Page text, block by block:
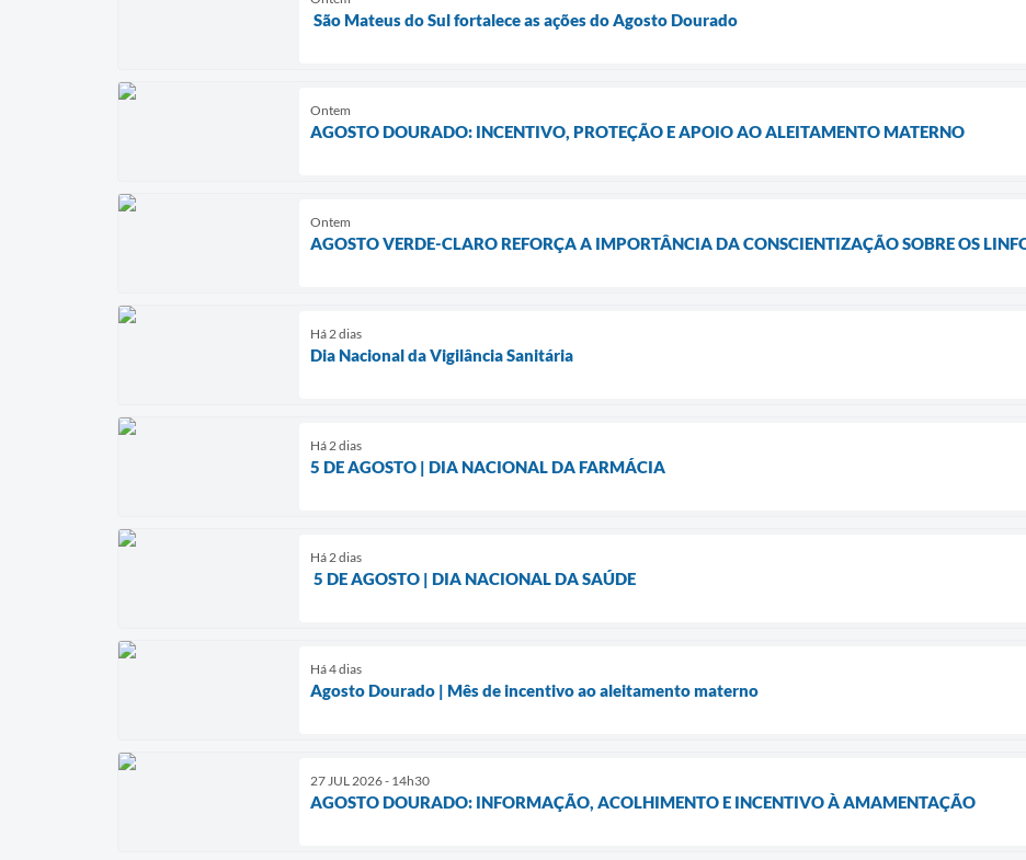
São Mateus do Sul fortalece as ações do Agosto Dourado
Ontem
AGOSTO DOURADO: INCENTIVO, PROTEÇÃO E APOIO AO ALEITAMENTO MATERNO
Ontem
AGOSTO VERDE-CLARO REFORÇA A IMPORTÂNCIA DA CONSCIENTIZAÇÃO SOBRE OS
Há 2 dias
Dia Nacional da Vigilância Sanitária
Há 2 dias
5 DE AGOSTO | DIA NACIONAL DA FARMÁCIA
Há 2 dias
5 DE AGOSTO | DIA NACIONAL DA SAÚDE
Há 4 dias
Agosto Dourado | Mês de incentivo ao aleitamento materno
27 JUL 2026 - 14h30
AGOSTO DOURADO: INFORMAÇÃO, ACOLHIMENTO E INCENTIVO À AMAMENTAÇÃO